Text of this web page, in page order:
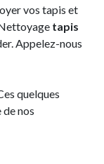
vos tapis et
tapis
Appelez-nous
quelques
de nos